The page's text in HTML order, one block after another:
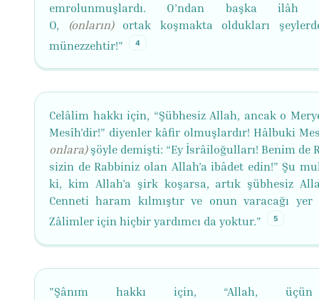
emrolunmuşlardı. O’ndan başka ilâh
O,
(onların)ortak koşmakta oldukları
münezzehtir!"
4
Celâlim hakkı için, “Şübhesiz Allah, ancak o
Mesîh’dir!” diyenler kâfir olmuşlardır! Hâlbuki
onlara)şöyle demişti: “Ey İsrâiloğulları! Benim de
sizin de Rabbiniz olan Allah’a ibâdet edin!” Şu
ki, kim Allah’a şirk koşarsa, artık şübhesiz
Cenneti haram kılmıştır ve onun varacağı yer
Zâlimler için hiçbir yardımcı da yoktur."
5
"Şânım hakkı için, “Allah,